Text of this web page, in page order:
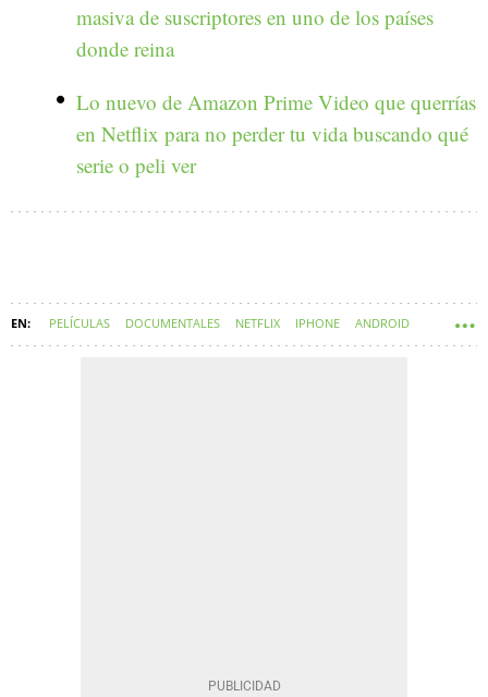
masiva de suscriptores en uno de los países
donde reina
Lo nuevo de Amazon Prime Video que querrías
en Netflix para no perder tu vida buscando qué
serie o peli ver
PELÍCULAS DOCUMENTALES NETFLIX IPHONE ANDROID